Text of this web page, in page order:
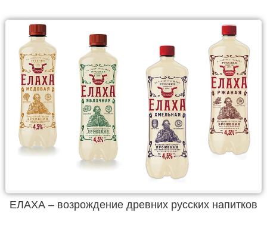
ЕЛАХА – возрождение древних русских напитков